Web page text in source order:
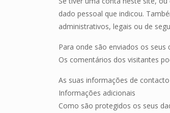
dado pessoal que indicou.
administrativos, legais ou de
Para onde são enviados os seus
Os comentários dos visitantes
As suas informações de contacto
Informações adicionais
Como são protegidos os seus